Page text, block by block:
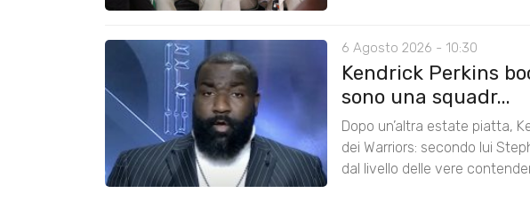
6 Agosto 2026 - 10:30
Kendrick Perkins
sono una squadr...
Dopo un’altra estate piatta,
dei Warriors: secondo lui
dal livello delle vere